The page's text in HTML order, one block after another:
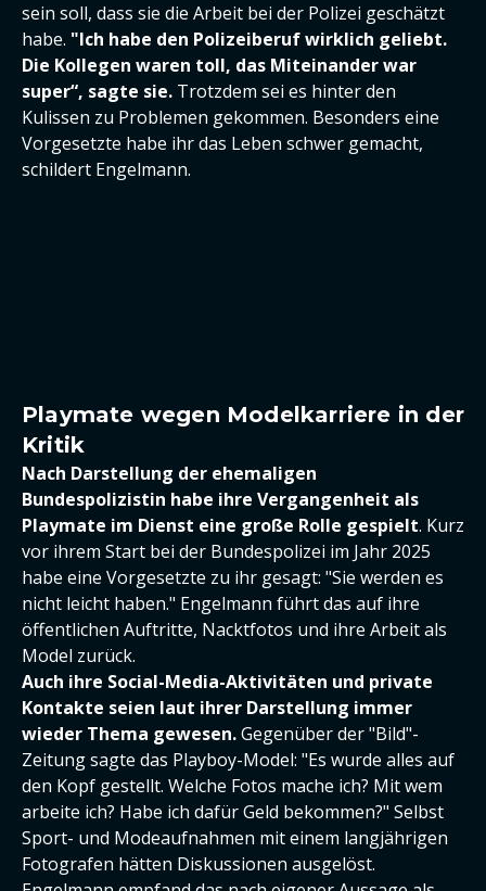
sein soll, dass sie die Arbeit bei der Polizei geschätzt
habe. "Ich habe den Polizeiberuf wirklich geliebt.
Die Kollegen waren toll, das Miteinander war
super“, sagte sie. Trotzdem sei es hinter den
Kulissen zu Problemen gekommen. Besonders eine
Vorgesetzte habe ihr das Leben schwer gemacht,
schildert Engelmann.
Playmate wegen Modelkarriere in der
Kritik
Nach Darstellung der ehemaligen
Bundespolizistin habe ihre Vergangenheit als
Playmate im Dienst eine große Rolle gespielt. Kurz
vor ihrem Start bei der Bundespolizei im Jahr 2025
habe eine Vorgesetzte zu ihr gesagt: "Sie werden es
nicht leicht haben." Engelmann führt das auf ihre
öffentlichen Auftritte, Nacktfotos und ihre Arbeit als
Model zurück.
Auch ihre Social-Media-Aktivitäten und private
Kontakte seien laut ihrer Darstellung immer
wieder Thema gewesen.Gegenüber der "Bild"-
Zeitung sagte das Playboy-Model: "Es wurde alles auf
den Kopf gestellt. Welche Fotos mache ich? Mit wem
arbeite ich? Habe ich dafür Geld bekommen?" Selbst
Sport- und Modeaufnahmen mit einem langjährigen
Fotografen hätten Diskussionen ausgelöst.